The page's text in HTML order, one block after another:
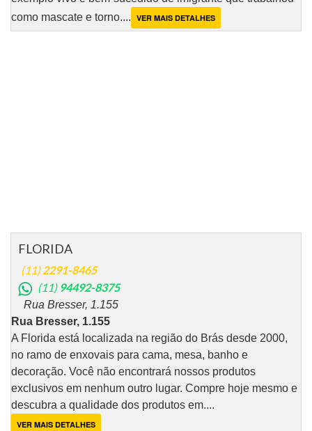
como mascate e torno.... VER MAIS DETALHES
FLORIDA
(11)2291-8465
(11) 94492-8375
Rua Bresser, 1.155
Rua Bresser, 1.155
A Florida está localizada na região do Brás desde 2000,
no ramo de enxovais para cama, mesa, banho e
decoração. Você não encontrará nossos produtos
exclusivos em nenhum outro lugar. Compre hoje mesmo e
descubra a qualidade dos produtos em....
VER MAIS DETALHES